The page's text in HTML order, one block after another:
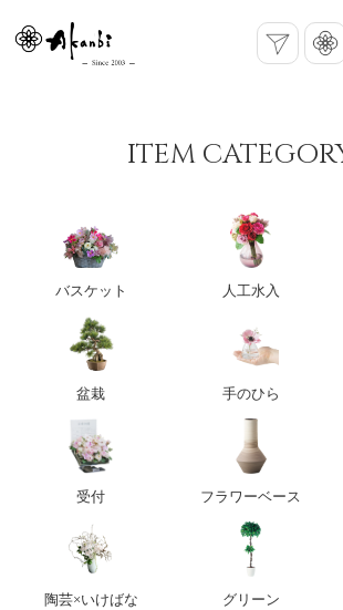
ITEM
バスケット 人工水入
盆栽 手のひら
受付 フラワーベース
陶芸×いけばな グリーン